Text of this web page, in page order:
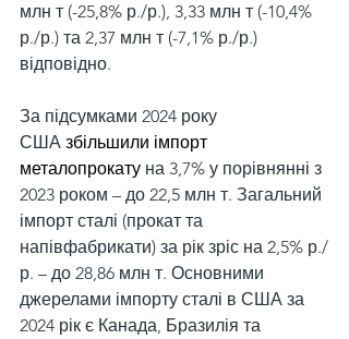
млн т (-25,8% р./р.), 3,33 млн т (-10,4%
р./р.) та 2,37 млн т (-7,1% р./р.)
відповідно.
За підсумками 2024 року
США збільшили імпорт
металопрокату на 3,7% у порівнянні з
2023 роком – до 22,5 млн т. Загальний
імпорт сталі (прокат та
напівфабрикати) за рік зріс на 2,5% р./
р. – до 28,86 млн т. Основними
джерелами імпорту сталі в США за
2024 рік є Канада, Бразилія та